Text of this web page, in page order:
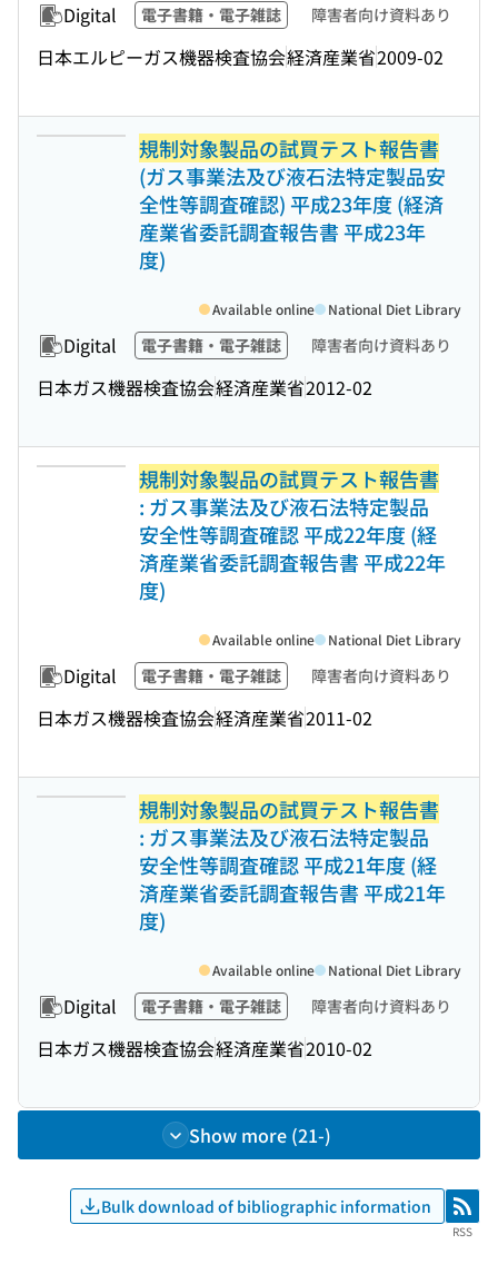
Digital 電子書籍・電子雑誌 障害者向け資料あり
日本エルピーガス機器検査協会経済産業省2009-02
規制対象製品の試買テスト報告書
(ガス事業法及び液石法特定製品安
全性等調査確認) 平成23年度 (経済
産業省委託調査報告書 平成23年
度)
Digital 電子書籍・電子雑誌 障害者向け資料あり
日本ガス機器検査協会経済産業省2012-02
Available online National Diet Library
規制対象製品の試買テスト報告書
: ガス事業法及び液石法特定製品
安全性等調査確認 平成22年度 (経
済産業省委託調査報告書 平成22年
度)
Digital 電子書籍・電子雑誌 障害者向け資料あり
日本ガス機器検査協会経済産業省2011-02
Available online National Diet Library
規制対象製品の試買テスト報告書
: ガス事業法及び液石法特定製品
安全性等調査確認 平成21年度 (経
済産業省委託調査報告書 平成21年
度)
Digital 電子書籍・電子雑誌 障害者向け資料あり
日本ガス機器検査協会経済産業省2010-02
Available online National Diet Library
Show more (21-)
Bulk download of bibliographic information RSS
RSS